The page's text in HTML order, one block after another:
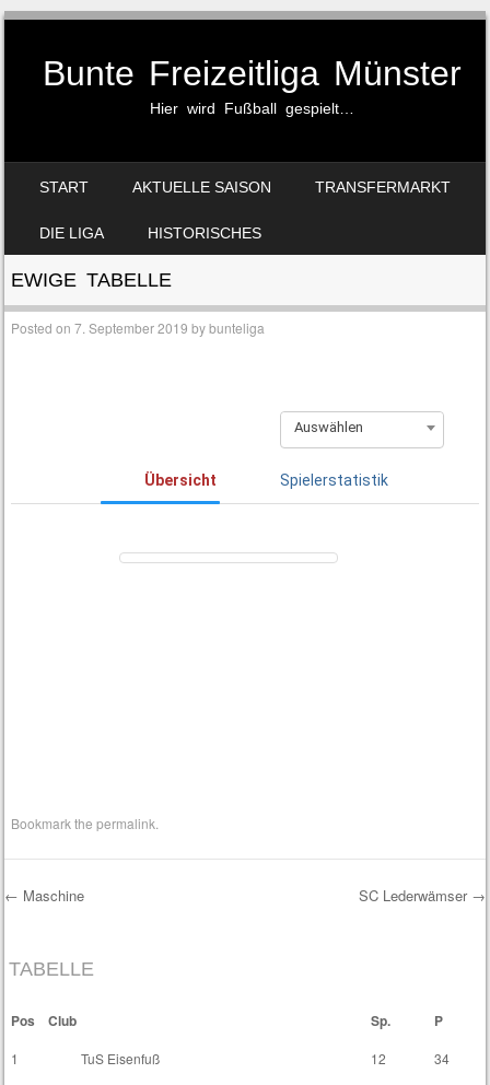
Bunte Freizeitliga Münster
Hier wird Fußball gespielt…
START AKTUELLE SAISON TRANSFERMARKT
DIE LIGA HISTORISCHES
EWIGE TABELLE
Posted on7. September 2019 bybunteliga
Auswählen
Übersicht Spielerstatistik
Bookmark thepermalink
← Maschine SC Lederwämser →
TABELLE
Pos Club Sp. P
1 TuS Eisenfuß 12 34